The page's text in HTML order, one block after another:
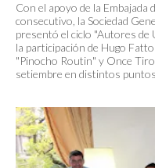
Con el apoyo de la
consecutivo, la Sociedad
presentó el ciclo "Autores de
la participación de Hugo
"Pinocho Routin" y Once
setiembre en distintos